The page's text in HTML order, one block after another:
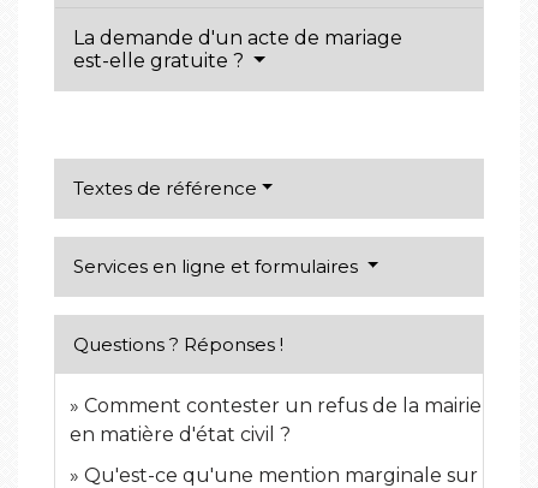
La demande d'un acte de mariage
est-elle gratuite ?
Textes de référence
Services en ligne et formulaires
Questions ? Réponses !
Comment contester un refus de la mairie
en matière d'état civil ?
Qu'est-ce qu'une mention marginale sur